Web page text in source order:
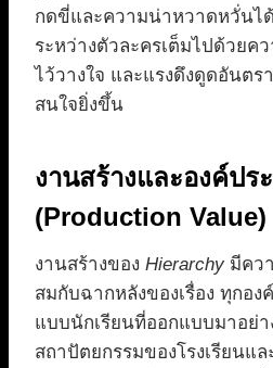
กดขี่และความน่าหวาดหวั่นไ
ระหว่างตัวละครเต็มไปด้วยค
ไว้วางใจ และแรงดึงดูดอันตร
สนใจยิ่งขึ้น
งานสร้างและองค์ปร
(Production Value)
งานสร้างของ Hierarchy มีคว
สมกับฉากหลังของเรื่อง ทุกอง
แบบนักเรียนที่ออกแบบมาอย่า
สถาปัตยกรรมของโรงเรียนแ